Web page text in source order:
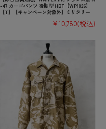
-47 カーゴパンツ 後期型 HBT【WP1026】
【T】【キャンペーン対象外】ミリタリー
¥10,780(税込)